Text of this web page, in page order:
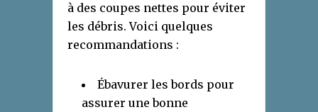
à des coupes nettes pour éviter
les débris. Voici quelques
recommandations :
Ébavurer les bords pour
assurer une bonne